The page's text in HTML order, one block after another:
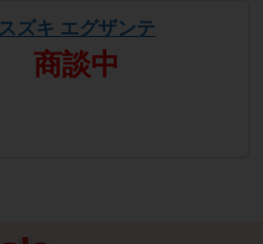
スズキ エグザンテ
商談中